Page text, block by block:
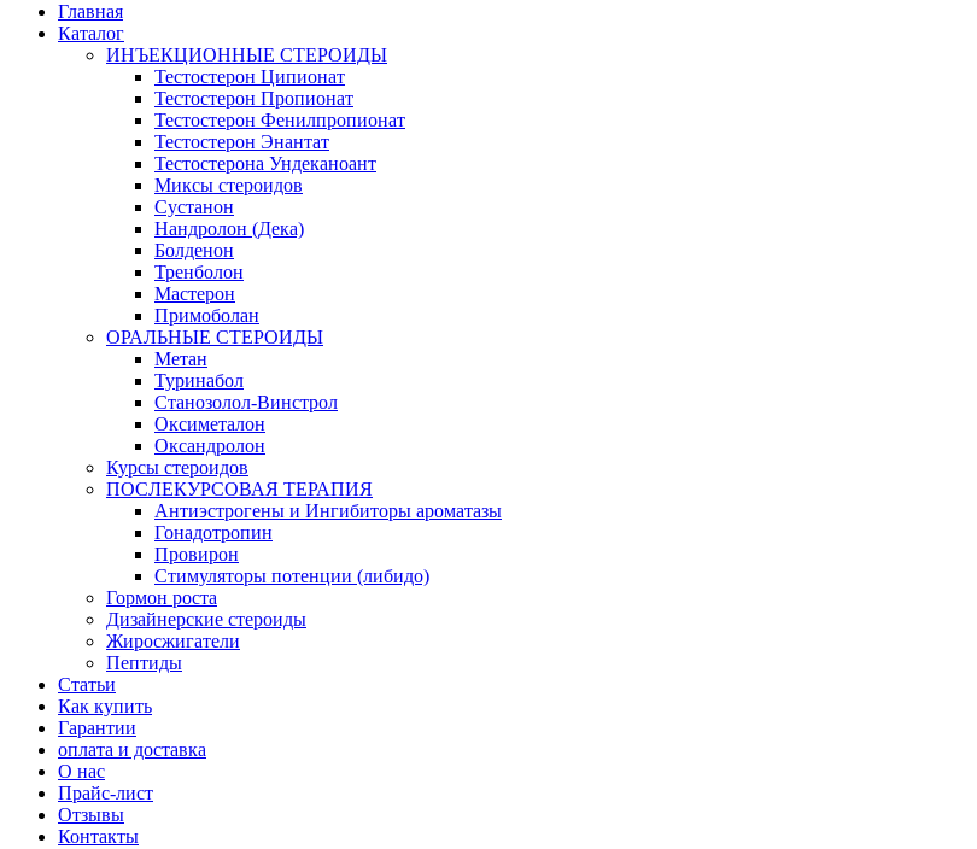
Главная
Каталог
ИНЪЕКЦИОННЫЕ СТЕРОИДЫ
Тестостерон Ципионат
Тестостерон Пропионат
Тестостерон Фенилпропионат
Тестостерон Энантат
Тестостерона Ундеканоант
Миксы стероидов
Сустанон
Нандролон (Дека)
Болденон
Тренболон
Мастерон
Примоболан
ОРАЛЬНЫЕ СТЕРОИДЫ
Метан
Туринабол
Станозолол-Винстрол
Оксиметалон
Оксандролон
Курсы стероидов
ПОСЛЕКУРСОВАЯ ТЕРАПИЯ
Антиэстрогены и Ингибиторы ароматазы
Гонадотропин
Провирон
Стимуляторы потенции (либидо)
Гормон роста
Дизайнерские стероиды
Жиросжигатели
Пептиды
Статьи
Как купить
Гарантии
оплата и доставка
О нас
Прайс-лист
Отзывы
Контакты